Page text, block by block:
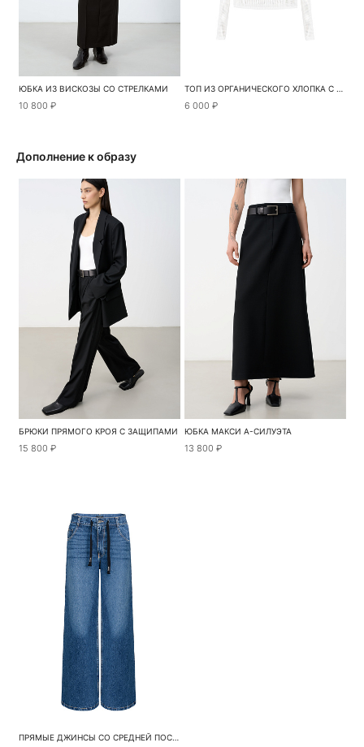
ЮБКА ИЗ ВИСКОЗЫ СО СТРЕЛКАМИ
10 800 ₽
ТОП ИЗ ОРГАНИЧЕСКОГО ХЛОПКА С ДЛИННЫМИ РУКАВАМИ
6 000 ₽
Дополнение к образу
БРЮКИ ПРЯМОГО КРОЯ С ЗАЩИПАМИ
15 800 ₽
ЮБКА МАКСИ А-СИЛУЭТА
13 800 ₽
ПРЯМЫЕ ДЖИНСЫ СО СРЕДНЕЙ ПОСАДКОЙ